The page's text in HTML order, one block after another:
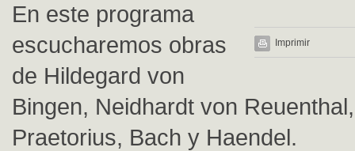
Imprimir
En este programa
escucharemos obras
de Hildegard von
Bingen, Neidhardt von
Praetorius, Bach y Haendel.